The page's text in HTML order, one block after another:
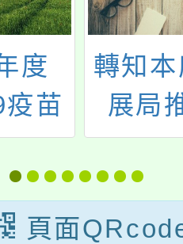
幼發
本市
懷中
資訊一
運用。
主
育部
教育
詢會
第3
頁面